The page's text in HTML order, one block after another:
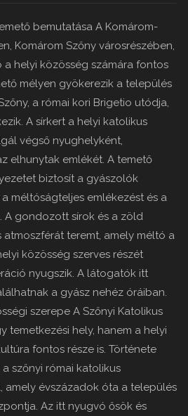
bemutatása A Komárom-
Komárom Szőny városrészében,
helyi közösség számára fontos
mélyen gyökerezik a település
a római kori Brigetio utódja,
A sírkert a helyi katolikus
végső nyughelyként,
elhunytak emlékét. A temető
biztosít a gyászolók
méltóságteljes emlékezést és a
A gondozott sírok és a zöld
atmoszférát teremt, amely méltó a
közösség szerves részét
nyugszik. A látogatók itt
a gyász nehéz óráiban.
szerepe A Szőnyi Katolikus
temetkezési hely, hanem a helyi
fontos része is. Története
szőnyi római katolikus
amely évszázadok óta a település
Az itt nyugvó ősök és